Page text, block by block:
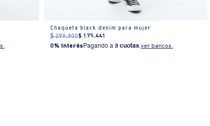
Chaqueta black denim para mujer
$ 299.900$ 175.441
0% Interés Pagando a 3 cuotas.ver bancos.